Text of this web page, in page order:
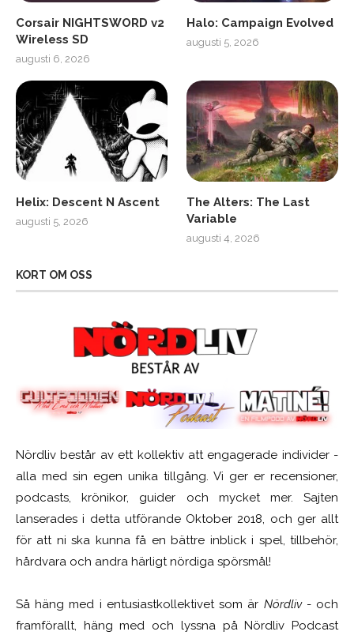
Corsair NIGHTSWORD v2
Wireless SD
augusti 6, 2026
Halo: Campaign Evolved
augusti 5, 2026
Helix: Descent N Ascent
augusti 5, 2026
The Alters: The Last
Variable
augusti 4, 2026
KORT OM OSS
Nördliv består av ett kollektiv att engagerade individer -
alla med sin egen unika tillgång. Vi ger er recensioner,
podcasts, krönikor, guider och mycket mer. Sajten
lanserades i detta utförande Oktober 2018, och ger allt
för att ni ska kunna få en bättre inblick i spel, tillbehör,
hårdvara och andra härligt nördiga spörsmål!
Så häng med i entusiastkollektivet som är Nördliv- och
framförallt, häng med och lyssna på Nördliv Podcast